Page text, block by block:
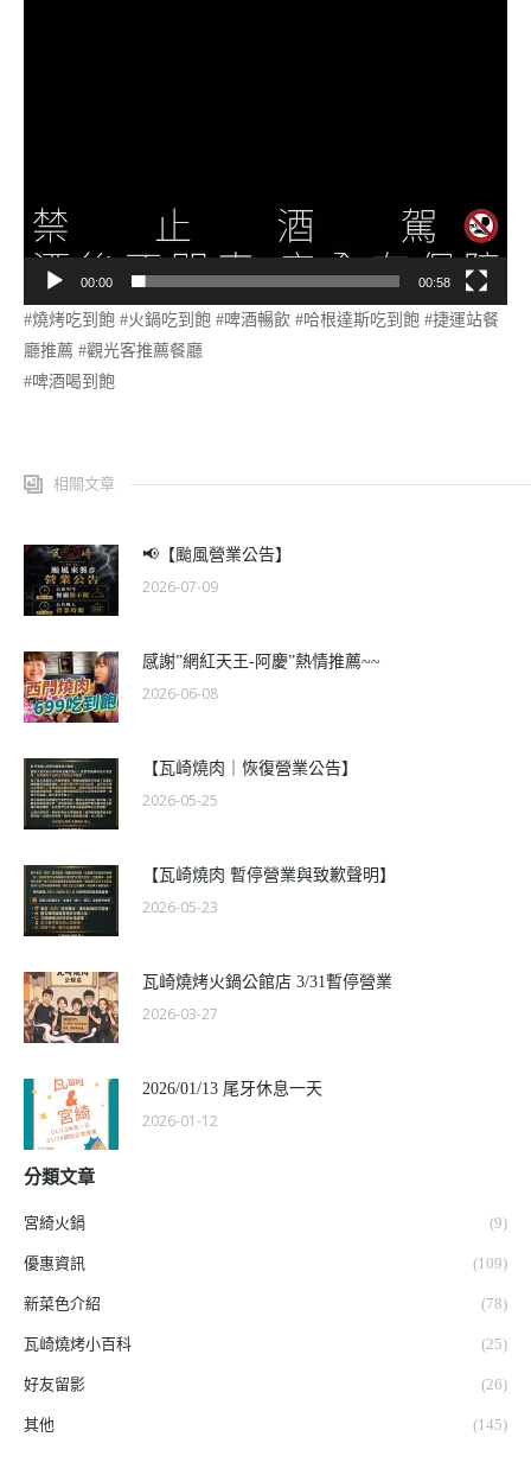
00:00 00:58
#燒烤吃到飽 #火鍋吃到飽 #啤酒暢飲 #哈根達斯吃到飽 #捷運站餐
廳推薦 #觀光客推薦餐廳
#啤酒喝到飽
相關文章
📢【颱風營業公告】
2026-07-09
感謝”網紅天王-阿慶”熱情推薦~~
2026-06-08
【瓦崎燒肉｜恢復營業公告】
2026-05-25
【瓦崎燒肉 暫停營業與致歉聲明】
2026-05-23
瓦崎燒烤火鍋公館店 3/31暫停營業
2026-03-27
2026/01/13 尾牙休息一天
2026-01-12
分類文章
宮綺火鍋 (9)
優惠資訊 (109)
新菜色介紹 (78)
瓦崎燒烤小百科 (25)
好友留影 (26)
其他 (145)